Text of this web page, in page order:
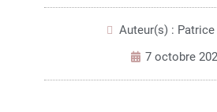
Auteur(s) :
7 octobre